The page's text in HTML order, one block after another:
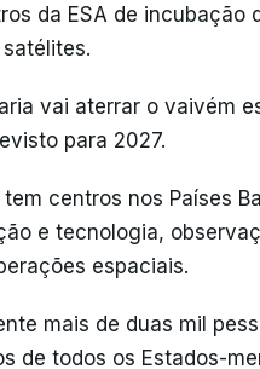
da ESA de incubação
vai aterrar o vaivém
para 2027.
centros nos Países
e tecnologia,
espaciais.
mais de duas mil
de todos os Estados-